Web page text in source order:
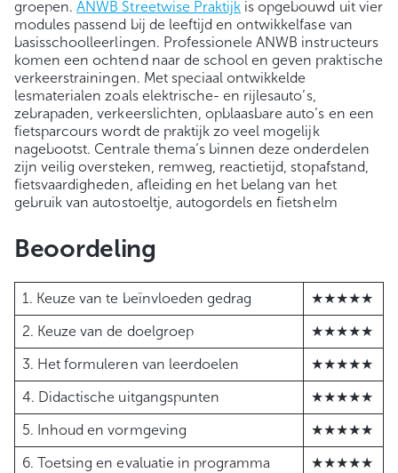
groepen.ANWB Streetwise Praktijk is opgebouwd uit vier
modules passend bij de leeftijd en ontwikkelfase van
basisschoolleerlingen. Professionele ANWB instructeurs
komen een ochtend naar de school en geven praktische
verkeerstrainingen. Met speciaal ontwikkelde
lesmaterialen zoals elektrische- en rijlesauto’s,
zebrapaden, verkeerslichten, opblaasbare auto’s en een
fietsparcours wordt de praktijk zo veel mogelijk
nagebootst. Centrale thema’s binnen deze onderdelen
zijn veilig oversteken, remweg, reactietijd, stopafstand,
fietsvaardigheden, afleiding en het belang van het
gebruik van autostoeltje, autogordels en fietshelm
Beoordeling
1. Keuze van te beïnvloeden gedrag
★★★★★
2. Keuze van de doelgroep
★★★★★
3. Het formuleren van leerdoelen
★★★★★
4. Didactische uitgangspunten
★★★★★
5. Inhoud en vormgeving
★★★★★
6. Toetsing en evaluatie in programma
★★★★★